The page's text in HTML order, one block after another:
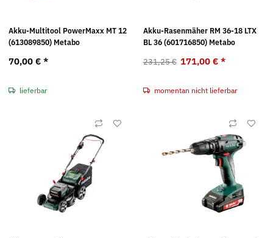
Akku-Multitool PowerMaxx MT 12
(613089850) Metabo
70,00 € *
lieferbar
Akku-Rasenmäher RM 36-18 LTX
BL 36 (601716850) Metabo
231,25 € 171,00 € *
momentan nicht lieferbar